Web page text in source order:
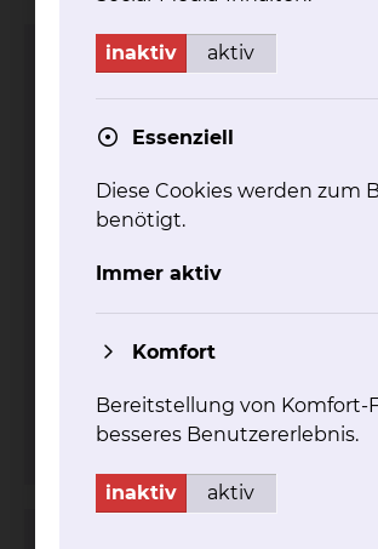
Radiologie & Nuklearmedizin
Tel.: +49 531 595 2406
Per E-Mail kontaktieren
mehr
inaktiv aktiv
Essenziell
Diese Cookies werden zum
benötigt.
Immer aktiv
Komfort
Bereitstellung von Komfort-
besseres Benutzererlebnis.
inaktiv aktiv